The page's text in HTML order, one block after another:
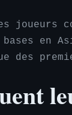
joueurs
bases en